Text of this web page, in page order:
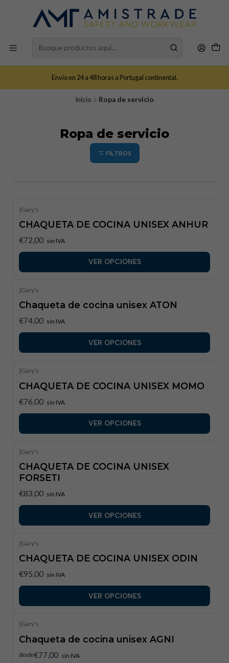
Envío en 24 a 48 horas a Portugal continental.
Inicio Ropa de servicio
Ropa de servicio
FILTROS
|Gary's
CHAQUETA DE COCINA UNISEX ANHUR
€72,00 sin IVA
VER OPCIONES
|Gary's
Chaqueta de cocina unisex ATON
€74,00 sin IVA
VER OPCIONES
|Gary's
CHAQUETA DE COCINA UNISEX MOMO
€76,00 sin IVA
VER OPCIONES
|Gary's
CHAQUETA DE COCINA UNISEX
FORSETI
€83,00 sin IVA
VER OPCIONES
|Gary's
CHAQUETA DE COCINA UNISEX ODIN
€95,00 sin IVA
VER OPCIONES
|Gary's
Chaqueta de cocina unisex AGNI
desde€77,00 sin IVA